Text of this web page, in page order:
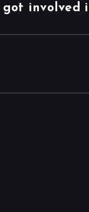
involved